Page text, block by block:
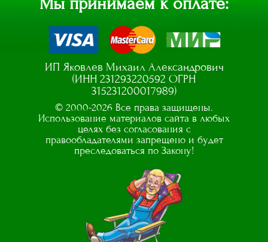
ИП Яковлев Михаил Александрович
(ИНН 231293220592 ОГРН
315231200017989)
© 2000-2026 Все права защищены.
Использование материалов сайта в любых
целях без согласования с
правообладателями запрещено и будет
преследоваться по Закону!